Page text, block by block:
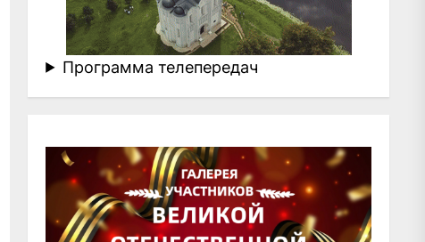
Программа телепередач